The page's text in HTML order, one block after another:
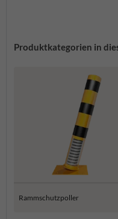
Produktkategorien in
Rammschutzpoller